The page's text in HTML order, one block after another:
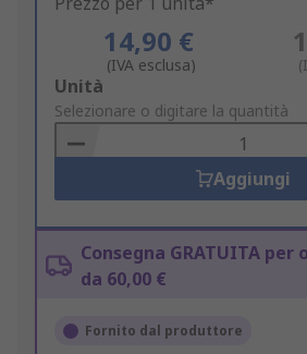
14,90 €
(IVA esclusa)
Add
to
Basket
Unità
Selezionare o digitare la quantità
Aggiungi
Consegna GRATUITA
da 60,00 €
Fornito dal produttore